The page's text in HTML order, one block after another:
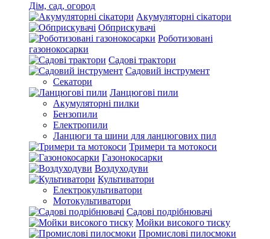
Дім, сад, огород
Акумуляторні сікатори
Обприскувачі
Роботизовані
газонокосарки
Садові трактори
Садовий інструмент
Секатори
Ланцюгові пили
Акумуляторні пилки
Бензопили
Електропили
Ланцюги та шини для ланцюгових пил
Тримери та мотокоси
Газонокосарки
Воздуходуви
Культиватори
Електрокультиватори
Мотокультиватори
Садові подрібнювачі
Мойки високого тиску
Промислові пилосмоки